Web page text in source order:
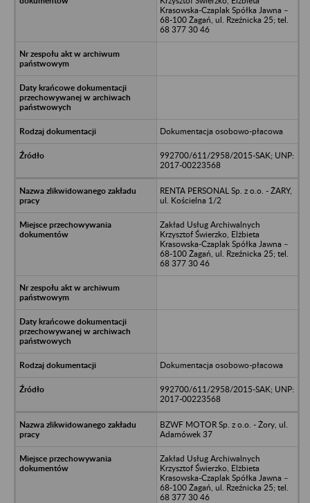
Krasowska-Czaplak Spółka Jawna –
68-100 Żagań, ul. Rzeźnicka 25; tel.
68 377 30 46
Dokumentacja osobowo-płacowa
992700/611/2958/2015-SAK; UNP:
2017-00223568
RENTA PERSONAL Sp. z o.o. - ŻARY,
ul. Kościelna 1/2
Zakład Usług Archiwalnych
Krzysztof Świerzko, Elżbieta
Krasowska-Czaplak Spółka Jawna –
68-100 Żagań, ul. Rzeźnicka 25; tel.
68 377 30 46
Dokumentacja osobowo-płacowa
992700/611/2958/2015-SAK; UNP:
2017-00223568
BZWF MOTOR Sp. z o.o. - Żory, ul.
Adamówek 37
Zakład Usług Archiwalnych
Krzysztof Świerzko, Elżbieta
Krasowska-Czaplak Spółka Jawna –
68-100 Żagań, ul. Rzeźnicka 25; tel.
68 377 30 46